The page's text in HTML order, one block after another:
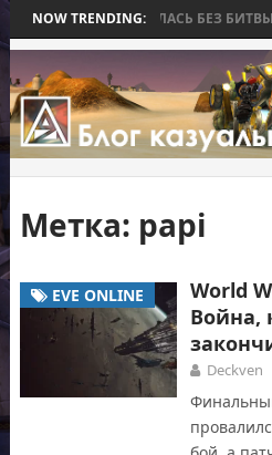
NOW TRENDING:
КОТОРАЯ ЗАКОНЧИЛАСЬ БЕЗ БИТВЫ
Метка: papi
EVE ONLINE
World
Война,
Deckven